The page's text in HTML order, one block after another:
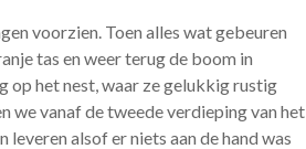
voorzien. Toen alles wat gebeuren
tas en weer terug de boom in
op het nest, waar ze gelukkig rustig
we vanaf de tweede verdieping van het
alsof er niets aan de hand was